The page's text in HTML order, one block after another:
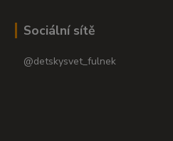
Sociální sítě
@detskysvet_fulnek